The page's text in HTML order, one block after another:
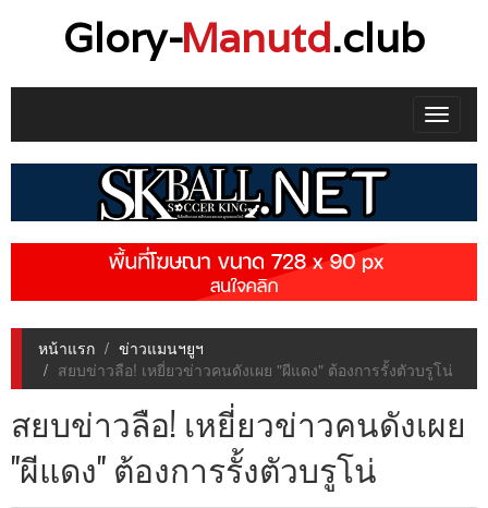
Glory-Manutd.club
Toggle
หน้าแรก
ข่าวแมนฯยูฯ
สยบข่าวลือ! เหยี่ยวข่าวคนดังเผย "ผีแดง" ต้องการรั้งตัวบรูโน่
สยบข่าวลือ! เหยี่ยวข่าวคนดังเผย
"ผีแดง" ต้องการรั้งตัวบรูโน่